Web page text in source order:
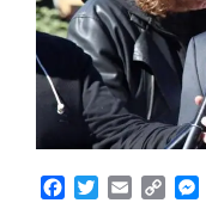
Facebook
TwitterEmailCopy